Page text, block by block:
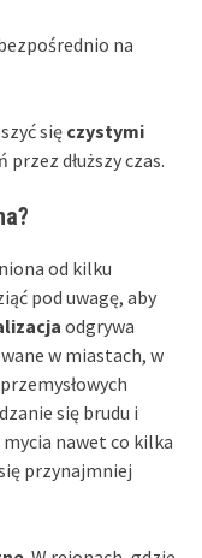
na
się czystymi
dłuższy czas.
od kilku
pod uwagę, aby
odgrywa
w miastach, w
się brudu i
nawet co kilka
przynajmniej